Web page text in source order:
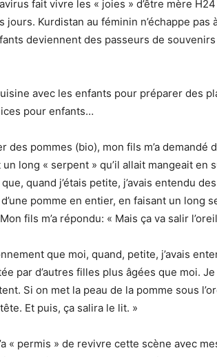
fait vivre les « joies » d’être mère
Kurdistan au féminin n’échappe pas
deviennent des passeurs de
avec les enfants pour préparer des
pour enfants…
des pommes (bio), mon fils m’a demandé
long « serpent » qu’il allait mangeait en
quand j’étais petite, j’avais entendu
pomme en entier, en faisant un long
fils m’a répondu: « Mais ça va salir
que moi, quand, petite, j’avais
par d’autres filles plus âgées que moi. Je
Si on met la peau de la pomme sous
Et puis, ça salira le lit. »
« permis » de revivre cette scène avec